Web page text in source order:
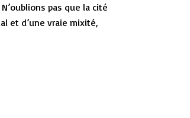
pas que la cité
et d’une vraie mixité,